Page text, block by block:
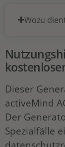
Wozu
Dieser
activeMind
Der
Spezialfälle